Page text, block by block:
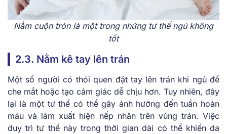
Nằm cuộn tròn là một trong những tư thế ngủ không
tốt
2.3. Nằm kê tay lên trán
Một số người có thói quen đặt tay lên trán khi ngủ để
che mắt hoặc tạo cảm giác dễ chịu hơn. Tuy nhiên, đây
lại là một tư thế có thể gây ảnh hưởng đến tuần hoàn
máu và làm xuất hiện nếp nhăn trên vùng trán. Việc
duy trì tư thế này trong thời gian dài có thể khiến da